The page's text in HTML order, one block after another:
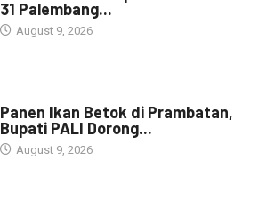
31 Palembang...
August 9, 2026
Panen Ikan Betok di Prambatan,
Bupati PALI Dorong...
August 9, 2026